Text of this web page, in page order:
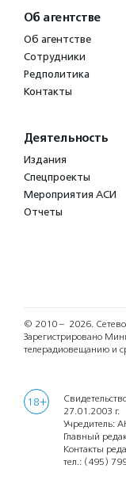
Об агентстве
Об агентстве
Сотрудники
Редполитика
Контакты
Деятельность
Издания
Спецпроекты
Мероприятия АСИ
Отчеты
© 2010 – 2026.
Зарегистрировано
телерадиовещанию и
18+
27.01.2003 г.
Учредитель:
Главный
Контакты
тел.: (495)